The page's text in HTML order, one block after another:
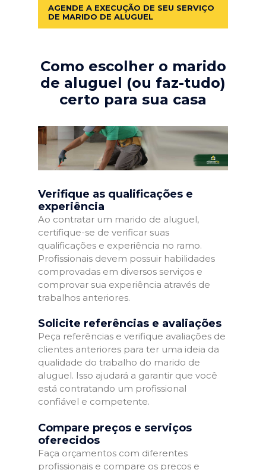
AGENDE A EXECUÇÃO DE SEU SERVIÇO
DE MARIDO DE ALUGUEL
Como escolher o marido
de aluguel (ou faz-tudo)
certo para sua casa
Verifique as qualificações e
experiência
Ao contratar um marido de aluguel,
certifique-se de verificar suas
qualificações e experiência no ramo.
Profissionais devem possuir habilidades
comprovadas em diversos serviços e
comprovar sua experiência através de
trabalhos anteriores.
Solicite referências e avaliações
Peça referências e verifique avaliações de
clientes anteriores para ter uma ideia da
qualidade do trabalho do marido de
aluguel. Isso ajudará a garantir que você
está contratando um profissional
confiável e competente.
Compare preços e serviços
oferecidos
Faça orçamentos com diferentes
profissionais e compare os preços e